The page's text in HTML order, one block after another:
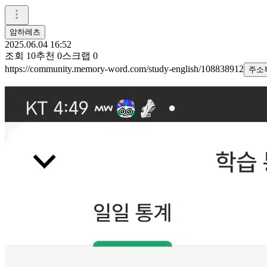
암하레츠
2025.06.04 16:52
조회 10추천 0스크랩 0
https://community.memory-word.com/study-english/108838912
주소